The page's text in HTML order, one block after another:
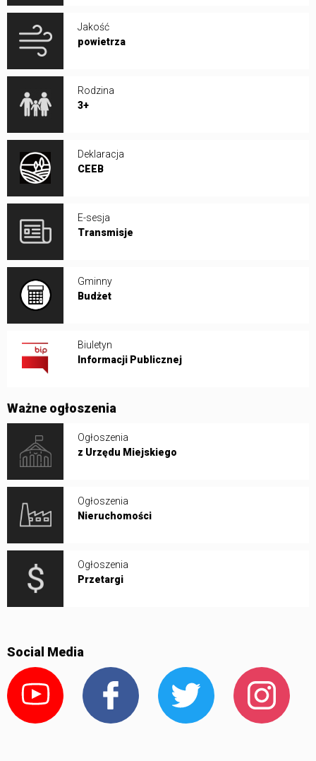
Jakość
powietrza
Rodzina
3+
Deklaracja
CEEB
E-sesja
Transmisje
Gminny
Budżet
Biuletyn
Informacji Publicznej
Ważne ogłoszenia
Ogłoszenia
z Urzędu Miejskiego
Ogłoszenia
Nieruchomości
Ogłoszenia
Przetargi
Social Media